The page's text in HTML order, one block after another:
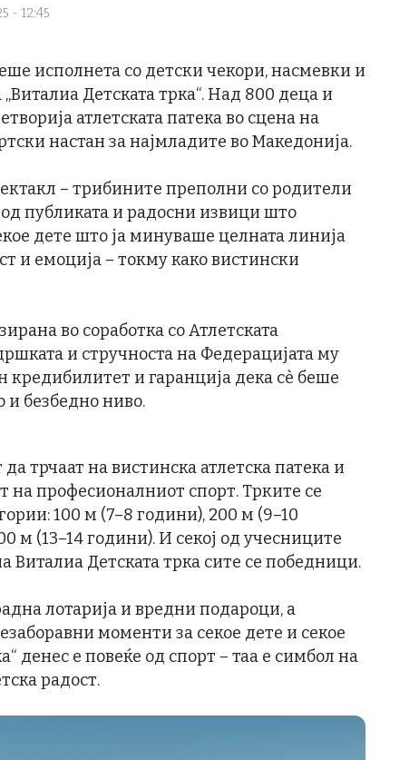
- 12:45
исполнета со детски чекори, насмевки и
Детската трка“. Над 800 деца и
атлетската патека во сцена на
настан за најмладите во Македонија.
– трибините преполни со родители
публиката и радосни извици што
дете што ја минуваше целната линија
и емоција – токму како вистински
во соработка со Атлетската
и стручноста на Федерацијата му
кредибилитет и гаранција дека сè беше
и безбедно ниво.
трчаат на вистинска атлетска патека и
на професионалниот спорт. Трките се
100 м (7–8 години), 200 м (9–10
м (13–14 години). И секој од учесниците
Виталиа Детската трка сите се победници.
лотарија и вредни подароци, а
моменти за секое дете и секое
денес е повеќе од спорт – таа е симбол на
радост.